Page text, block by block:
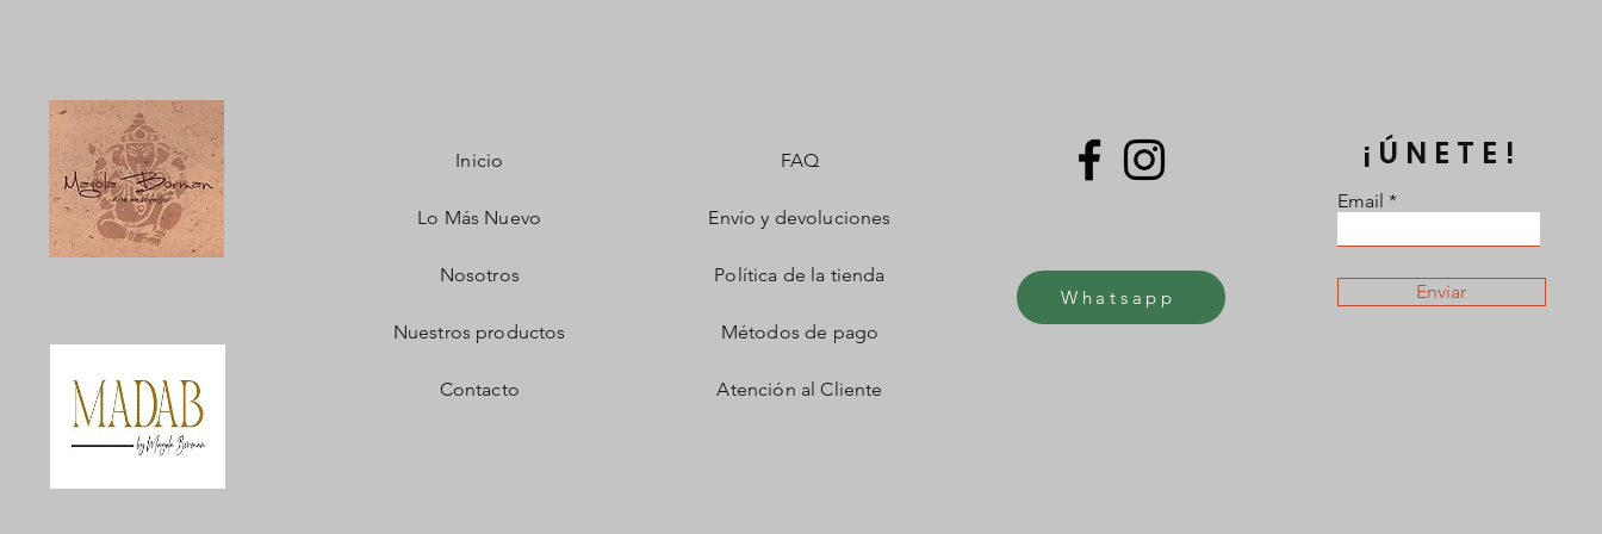
Inicio
Lo Más Nuevo
Nosotros
Nuestros productos
Contacto
FAQ
Envío y devoluciones
Política de la tienda
Métodos de pago
Atención al Cliente
Whatsapp
¡ÚNETE!
Email
Enviar